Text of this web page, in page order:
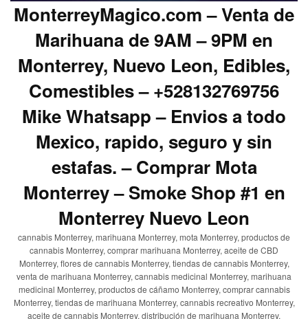
MonterreyMagico.com – Venta de
Marihuana de 9AM – 9PM en
Monterrey, Nuevo Leon, Edibles,
Comestibles – +528132769756
Mike Whatsapp – Envios a todo
Mexico, rapido, seguro y sin
estafas. – Comprar Mota
Monterrey – Smoke Shop #1 en
Monterrey Nuevo Leon
cannabis Monterrey, marihuana Monterrey, mota Monterrey, productos de
cannabis Monterrey, comprar marihuana Monterrey, aceite de CBD
Monterrey, flores de cannabis Monterrey, tiendas de cannabis Monterrey,
venta de marihuana Monterrey, cannabis medicinal Monterrey, marihuana
medicinal Monterrey, productos de cáñamo Monterrey, comprar cannabis
Monterrey, tiendas de marihuana Monterrey, cannabis recreativo Monterrey,
aceite de cannabis Monterrey, distribución de marihuana Monterrey,